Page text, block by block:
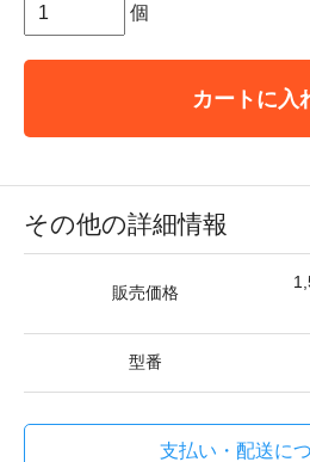
個
カートに入
その他の詳細情報
販売価格
型番
支払い・配送に